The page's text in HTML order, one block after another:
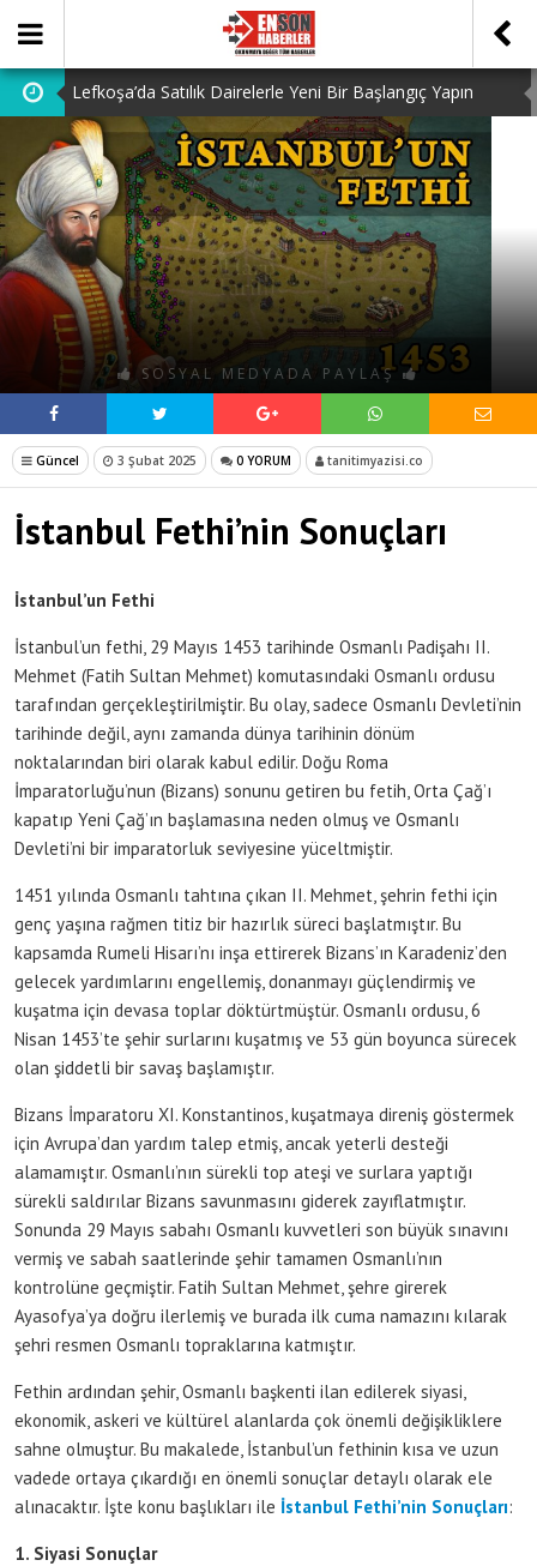
Lefkoşa’da Satılık Dairelerle Yeni Bir Başlangıç Yapın
Dedektiflik: Gizli Bilgilerin Peşindeki Uzmanlık
Dijital Ürün Pasaportu Firmaları: En İyi 10 Şirket
Ucuz Hazır Sistem ile İşletme Maliyetlerinizi Düşürün
Discover the Benefits of Using a Free TDEE Calculator
Today
SOSYAL MEDYADA PAYLAŞ
Güncel 3 Şubat 2025 0 YORUM tanitimyazisi.co
İstanbul Fethi’nin Sonuçları
İstanbul’un Fethi
İstanbul’un fethi, 29 Mayıs 1453 tarihinde Osmanlı Padişahı II.
Mehmet (Fatih Sultan Mehmet) komutasındaki Osmanlı ordusu
tarafından gerçekleştirilmiştir. Bu olay, sadece Osmanlı Devleti’nin
tarihinde değil, aynı zamanda dünya tarihinin dönüm
noktalarından biri olarak kabul edilir. Doğu Roma
İmparatorluğu’nun (Bizans) sonunu getiren bu fetih, Orta Çağ’ı
kapatıp Yeni Çağ’ın başlamasına neden olmuş ve Osmanlı
Devleti’ni bir imparatorluk seviyesine yüceltmiştir.
1451 yılında Osmanlı tahtına çıkan II. Mehmet, şehrin fethi için
genç yaşına rağmen titiz bir hazırlık süreci başlatmıştır. Bu
kapsamda Rumeli Hisarı’nı inşa ettirerek Bizans’ın Karadeniz’den
gelecek yardımlarını engellemiş, donanmayı güçlendirmiş ve
kuşatma için devasa toplar döktürtmüştür. Osmanlı ordusu, 6
Nisan 1453’te şehir surlarını kuşatmış ve 53 gün boyunca sürecek
olan şiddetli bir savaş başlamıştır.
Bizans İmparatoru XI. Konstantinos, kuşatmaya direniş göstermek
için Avrupa’dan yardım talep etmiş, ancak yeterli desteği
alamamıştır. Osmanlı’nın sürekli top ateşi ve surlara yaptığı
sürekli saldırılar Bizans savunmasını giderek zayıflatmıştır.
Sonunda 29 Mayıs sabahı Osmanlı kuvvetleri son büyük sınavını
vermiş ve sabah saatlerinde şehir tamamen Osmanlı’nın
kontrolüne geçmiştir. Fatih Sultan Mehmet, şehre girerek
Ayasofya’ya doğru ilerlemiş ve burada ilk cuma namazını kılarak
şehri resmen Osmanlı topraklarına katmıştır.
Fethin ardından şehir, Osmanlı başkenti ilan edilerek siyasi,
ekonomik, askeri ve kültürel alanlarda çok önemli değişikliklere
sahne olmuştur. Bu makalede, İstanbul’un fethinin kısa ve uzun
vadede ortaya çıkardığı en önemli sonuçlar detaylı olarak ele
alınacaktır. İşte konu başlıkları ile İstanbul Fethi’nin Sonuçları:
1. Siyasi Sonuçlar